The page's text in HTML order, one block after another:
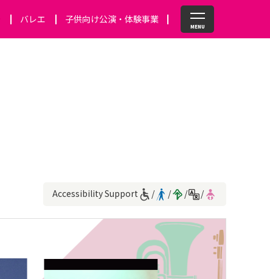
バレエ 子供向け公演・体験事業
Accessibility Support